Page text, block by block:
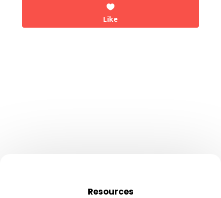
Like
Resources